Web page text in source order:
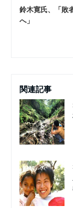
鈴木寛氏、「敗
へ」
関連記事